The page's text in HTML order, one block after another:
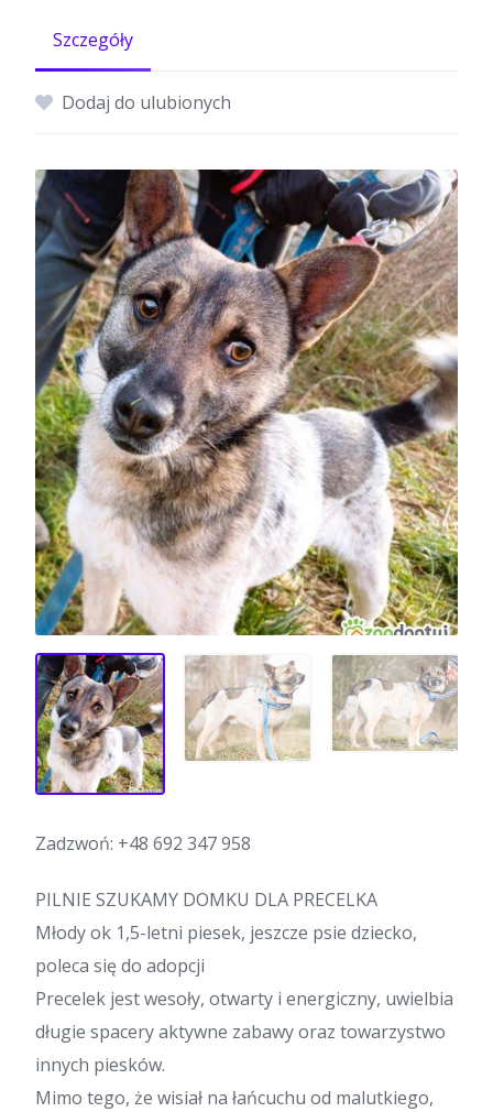
Szczegóły
Dodaj do ulubionych
Zadzwoń: +48 692 347 958
PILNIE SZUKAMY DOMKU DLA PRECELKA
Młody ok 1,5-letni piesek, jeszcze psie dziecko,
poleca się do adopcji
Precelek jest wesoły, otwarty i energiczny, uwielbia
długie spacery aktywne zabawy oraz towarzystwo
innych piesków.
Mimo tego, że wisiał na łańcuchu od malutkiego,